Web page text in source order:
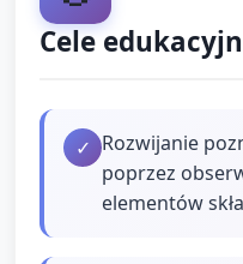
Cele
✓ Rozwijanie
poprzez
elementów